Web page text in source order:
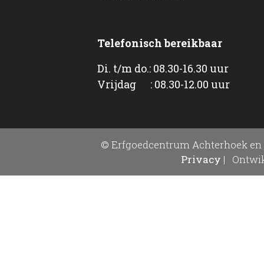
Telefonisch bereikbaar
Di. t/m do.: 08.30-16.30 uur
Vrijdag : 08.30-12.00 uur
© Erfgoedcentrum Achterhoek en
Privacy |